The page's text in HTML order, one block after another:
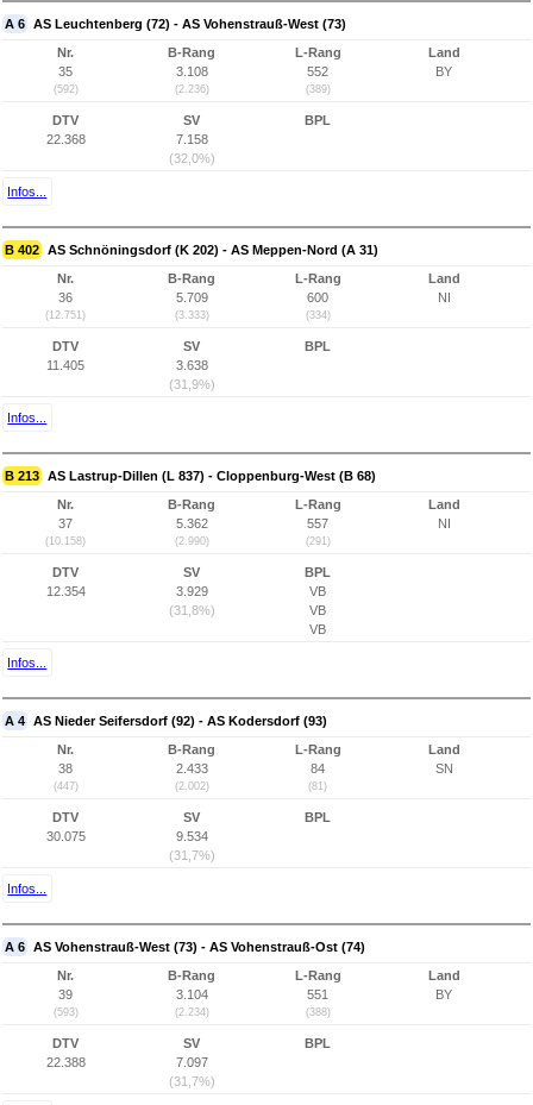
A 6 AS Leuchtenberg (72) - AS Vohenstrauß-West (73)
Nr.
35
(592)
B-Rang
3.108
(2.236)
L-Rang
552
(389)
Land
BY
DTV
22.368
SV
7.158
(32,0%)
BPL
Infos...
B 402 AS Schnöningsdorf (K 202) - AS Meppen-Nord (A 31)
Nr.
36
(12.751)
B-Rang
5.709
(3.333)
L-Rang
600
(334)
Land
NI
DTV
11.405
SV
3.638
(31,9%)
BPL
Infos...
B 213 AS Lastrup-Dillen (L 837) - Cloppenburg-West (B 68)
Nr.
37
(10.158)
B-Rang
5.362
(2.990)
L-Rang
557
(291)
Land
NI
DTV
12.354
SV
3.929
(31,8%)
BPL
VB
VB
VB
Infos...
A 4 AS Nieder Seifersdorf (92) - AS Kodersdorf (93)
Nr.
38
(447)
B-Rang
2.433
(2.002)
L-Rang
84
(81)
Land
SN
DTV
30.075
SV
9.534
(31,7%)
BPL
Infos...
A 6 AS Vohenstrauß-West (73) - AS Vohenstrauß-Ost (74)
Nr.
39
(593)
B-Rang
3.104
(2.234)
L-Rang
551
(388)
Land
BY
DTV
22.388
SV
7.097
(31,7%)
BPL